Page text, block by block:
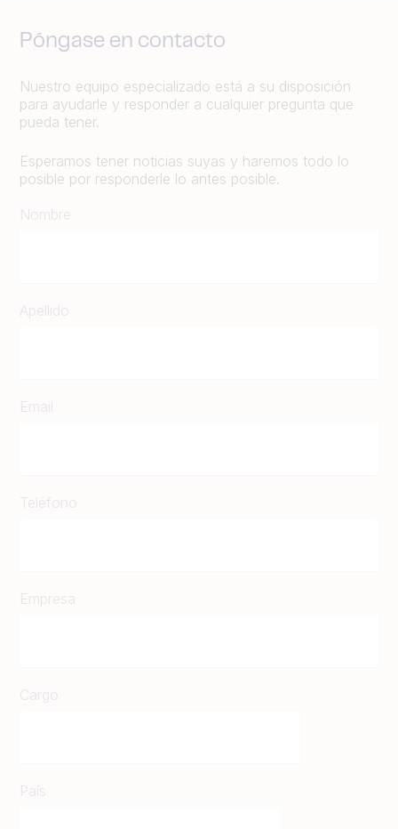
Póngase en contacto
Nuestro equipo especializado está a su disposición
para ayudarle y responder a cualquier pregunta que
pueda tener.
Esperamos tener noticias suyas y haremos todo lo
posible por responderle lo antes posible.
Nombre
Apellido
Email
Teléfono
Empresa
Cargo
País